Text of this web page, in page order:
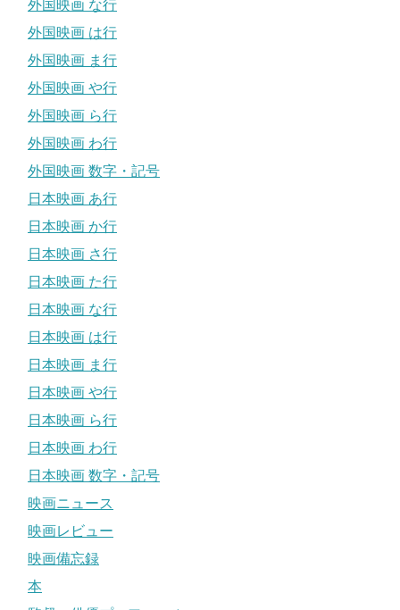
外国映画 な行
外国映画 は行
外国映画 ま行
外国映画 や行
外国映画 ら行
外国映画 わ行
外国映画 数字・記号
日本映画 あ行
日本映画 か行
日本映画 さ行
日本映画 た行
日本映画 な行
日本映画 は行
日本映画 ま行
日本映画 や行
日本映画 ら行
日本映画 わ行
日本映画 数字・記号
映画ニュース
映画レビュー
映画備忘録
本